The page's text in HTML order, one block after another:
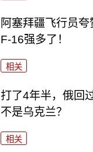
阿塞拜疆飞行员夸
F-16强多了！
相关
打了4年半，俄回
不是乌克兰？
相关